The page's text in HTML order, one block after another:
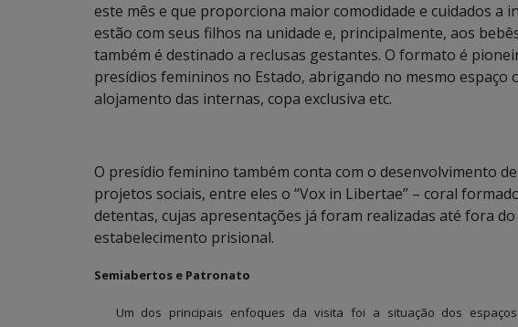
este mês e que proporciona maior comodidade e cuidados a
estão com seus filhos na unidade e, principalmente, aos
também é destinado a reclusas gestantes. O formato é
presídios femininos no Estado, abrigando no mesmo espaço
alojamento das internas, copa exclusiva etc.
O presídio feminino também conta com o desenvolvimento
projetos sociais, entre eles o “Vox in Libertae” – coral
detentas, cujas apresentações já foram realizadas até fora do
estabelecimento prisional.
Semiabertos e Patronato
Um dos principais enfoques da visita foi a situação dos